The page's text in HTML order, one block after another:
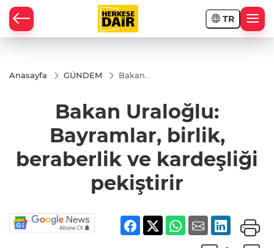
TR
Anasayfa GÜNDEM
Bakan
birlik,
beraberlik
kardeşliği
pekiştirir
Bakan Uraloğlu:
Bayramlar, birlik,
beraberlik ve kardeşliği
pekiştirir